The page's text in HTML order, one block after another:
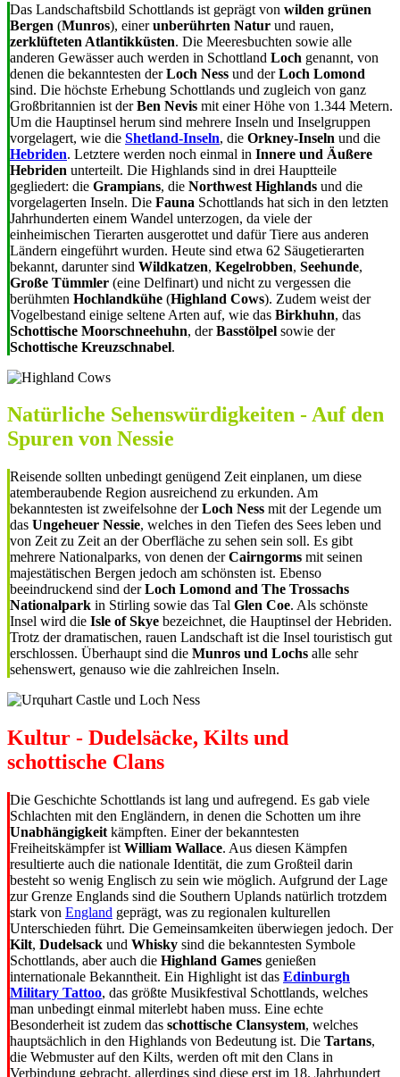
Das Landschaftsbild Schottlands ist geprägt von wilden grünen
Bergen (Munros), einerunberührten Natur und rauen,
zerklüfteten Atlantikküsten. Die Meeresbuchten sowie alle
anderen Gewässer auch werden in Schottland Loch genannt, von
denen die bekanntesten derLoch Ness und derLoch Lomond
sind. Die höchste Erhebung Schottlands und zugleich von ganz
Großbritannien ist derBen Nevis mit einer Höhe von 1.344 Metern.
Um die Hauptinsel herum sind mehrere Inseln und Inselgruppen
vorgelagert, wie die Shetland-Inseln, die Orkney-Inseln und die
Hebriden. Letztere werden noch einmal in Innere und Äußere
Hebriden unterteilt. Die Highlands sind in drei Hauptteile
gegliedert: die Grampians, die Northwest Highlands und die
vorgelagerten Inseln. Die Fauna Schottlands hat sich in den letzten
Jahrhunderten einem Wandel unterzogen, da viele der
einheimischen Tierarten ausgerottet und dafür Tiere aus anderen
Ländern eingeführt wurden. Heute sind etwa 62 Säugetierarten
bekannt, darunter sind Wildkatzen, Kegelrobben, Seehunde,
Große Tümmler (eine Delfinart) und nicht zu vergessen die
berühmten Hochlandkühe (Highland Cows). Zudem weist der
Vogelbestand einige seltene Arten auf, wie das Birkhuhn, das
Schottische Moorschneehuhn, derBasstölpel sowie der
Schottische Kreuzschnabel.
Natürliche Sehenswürdigkeiten - Auf den
Spuren von Nessie
Reisende sollten unbedingt genügend Zeit einplanen, um diese
atemberaubende Region ausreichend zu erkunden. Am
bekanntesten ist zweifelsohne derLoch Ness mit der Legende um
das Ungeheuer Nessie, welches in den Tiefen des Sees leben und
von Zeit zu Zeit an der Oberfläche zu sehen sein soll. Es gibt
mehrere Nationalparks, von denen derCairngorms mit seinen
majestätischen Bergen jedoch am schönsten ist. Ebenso
beeindruckend sind derLoch Lomond and The Trossachs
Nationalpark in Stirling sowie das Tal Glen Coe. Als schönste
Insel wird die Isle of Skye bezeichnet, die Hauptinsel der Hebriden.
Trotz der dramatischen, rauen Landschaft ist die Insel touristisch gut
erschlossen. Überhaupt sind die Munros und Lochs alle sehr
sehenswert, genauso wie die zahlreichen Inseln.
Kultur - Dudelsäcke, Kilts und
schottische Clans
Die Geschichte Schottlands ist lang und aufregend. Es gab viele
Schlachten mit den Engländern, in denen die Schotten um ihre
Unabhängigkeit kämpften. Einer der bekanntesten
Freiheitskämpfer ist William Wallace. Aus diesen Kämpfen
resultierte auch die nationale Identität, die zum Großteil darin
besteht so wenig Englisch zu sein wie möglich. Aufgrund der Lage
zur Grenze Englands sind die Southern Uplands natürlich trotzdem
stark von England geprägt, was zu regionalen kulturellen
Unterschieden führt. Die Gemeinsamkeiten überwiegen jedoch. Der
Kilt, Dudelsack und Whisky sind die bekanntesten Symbole
Schottlands, aber auch die Highland Games genießen
internationale Bekanntheit. Ein Highlight ist das Edinburgh
Military Tattoo, das größte Musikfestival Schottlands, welches
man unbedingt einmal miterlebt haben muss. Eine echte
Besonderheit ist zudem das schottische Clansystem, welches
hauptsächlich in den Highlands von Bedeutung ist. Die Tartans,
die Webmuster auf den Kilts, werden oft mit den Clans in
Verbindung gebracht, allerdings sind diese erst im 18. Jahrhundert